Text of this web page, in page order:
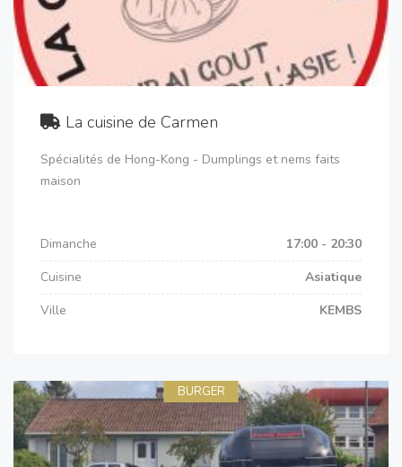
La cuisine de Carmen
Spécialités de Hong-Kong - Dumplings et nems faits
maison
Dimanche
17:00 - 20:30
Cuisine
Asiatique
Ville
KEMBS
BURGER